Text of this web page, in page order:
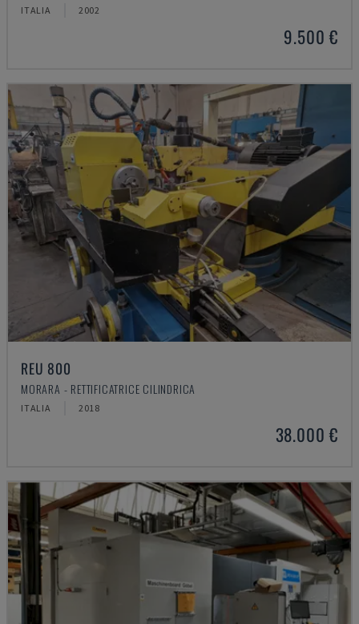
ITALIA 2002
9.500 €
REU 800
MORARA - RETTIFICATRICE CILINDRICA
ITALIA 2018
38.000 €